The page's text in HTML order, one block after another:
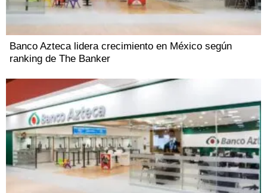
Banco Azteca lidera crecimiento en México según
ranking de The Banker